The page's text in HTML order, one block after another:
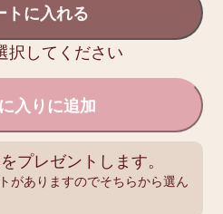
トに入れる
択してください
入りに追加
プレゼントします。
がありますのでそちらから選ん